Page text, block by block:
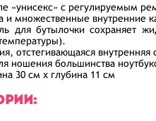
«унисекс» с регулируемым
и множественные внутренние
для бутылочки сохраняет
отстегивающаяся
ношения большинства
30 см х глубина 11 см